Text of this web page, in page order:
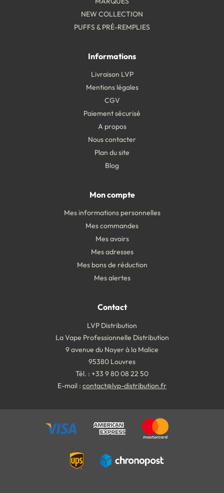
NEW COLLECTION
PUFFS & PRÉ-REMPLIES
Informations
Livraison LVP
Mentions légales
CGV
Paiement sécurisé
A propos
Nous contacter
Plan du site
Blog
Mon compte
Mes informations personnelles
Mes commandes
Mes avoirs
Mes adresses
Mes bons de réduction
Mes alertes
Contact
LVP Distribution
La Vape Professionnelle Distribution
9 avenue du Noyer à la Malice
95380 Louvres
Tél. : +33 9 80 08 22 50
E-mail : contact@lvp-distribution.fr